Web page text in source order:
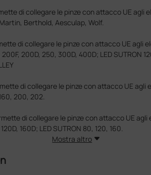
di collegare le pinze con attacco UE agli
Berthold, Aesculap, Wolf.
di collegare le pinze con attacco UE agli
200F, 200D, 250, 300D, 400D; LED SUTRON
di collegare le pinze con attacco UE
200, 202.
di collegare le pinze con attacco UE
160D; LED SUTRON 80, 120, 160.
Mostra altro